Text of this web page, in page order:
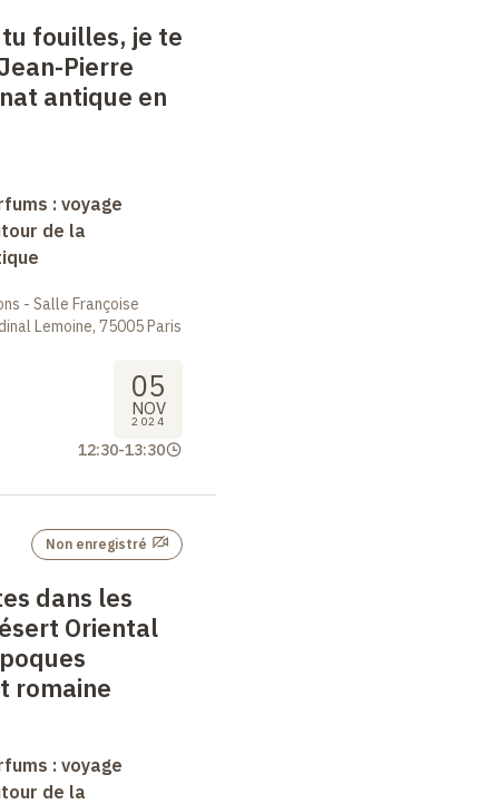
fouilles, je te
Pierre
antique en
: voyage
de la
- Salle Françoise
Lemoine, 75005 Paris
05
NOV
2024
12:30-13:30
dans les
Oriental
romaine
Non enregistré
: voyage
de la